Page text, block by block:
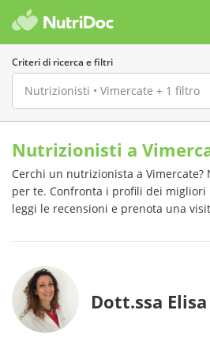
Criteri di ricerca e filtri
Nutrizionisti a
Cerchi un nutrizionista a Vimercate?
per te. Confronta i profili dei
leggi le recensioni e prenota una
Dott.ssa